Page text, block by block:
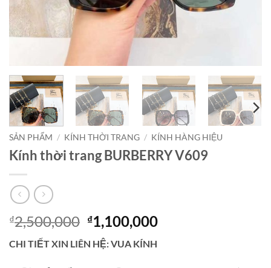
SẢN PHẨM / KÍNH THỜI TRANG / KÍNH HÀNG HIỆU
Kính thời trang BURBERRY V609
₫2,500,000 Giá
gốc
là:
₫2,500,000.
₫1,100,000Giá
CHI TIẾT XIN LIÊN HỆ: VUA KÍNH